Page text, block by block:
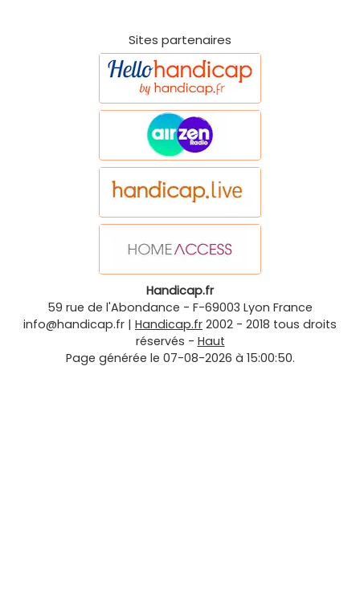
Sites partenaires
Handicap.fr
59 rue de l'Abondance - F-69003 Lyon France
info@handicap.fr | Handicap.fr 2002 - 2018 tous droits
réservés - Haut
Page générée le 07-08-2026 à 15:00:50.